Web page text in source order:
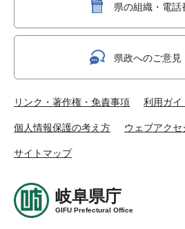
県の組織・電話
県政へのご意見
リンク・著作権・免責事項 利用ガイ
個人情報保護の考え方 ウェブアク
サイトマップ
岐阜県庁
GIFU Prefectural Office